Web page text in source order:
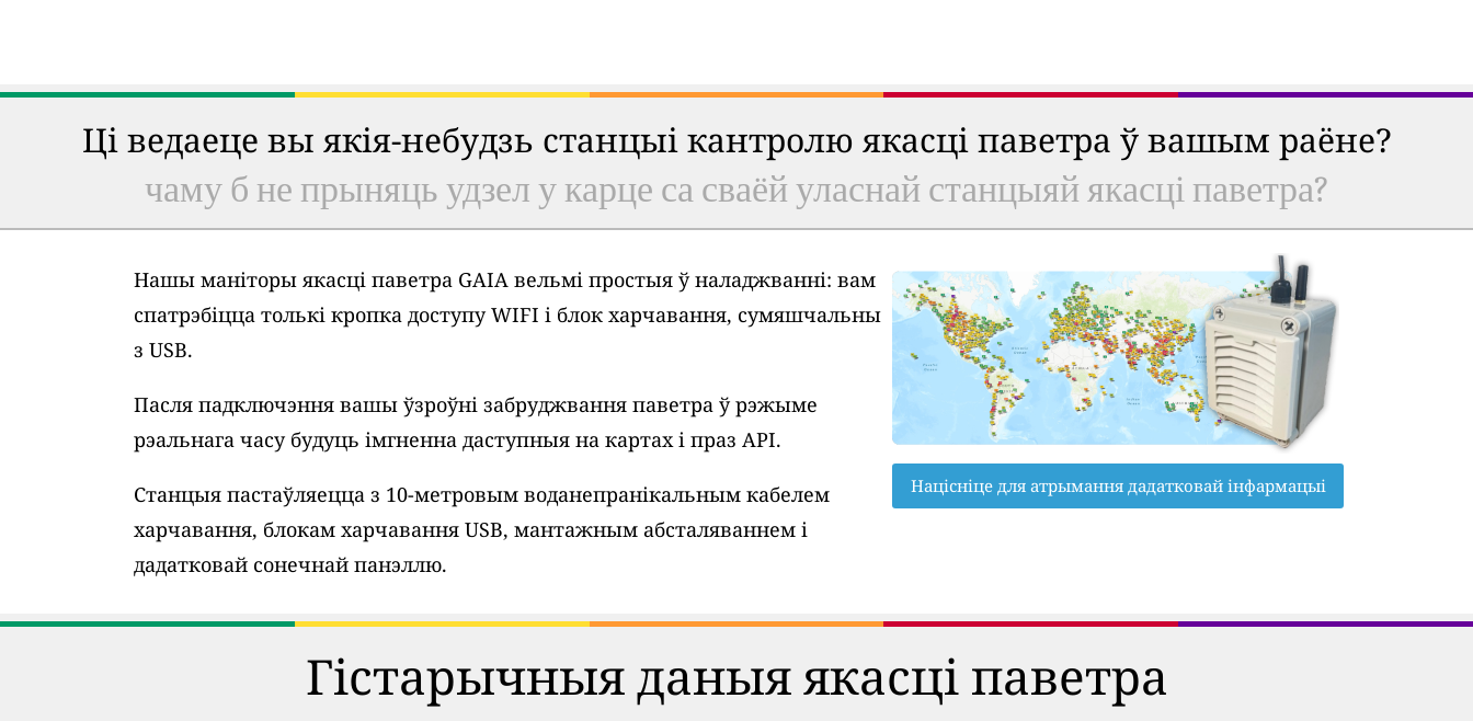
Ці ведаеце вы якія-небудзь станцыі кантролю якасці паветра ў вашым раёне?
чаму б не прыняць удзел у карце са сваёй уласнай станцыяй якасці паветра?
Нашы маніторы якасці паветра GAIA вельмі простыя ў наладжванні: вам
спатрэбіцца толькі кропка доступу WIFI і блок харчавання, сумяшчальны
з USB.
Пасля падключэння вашы ўзроўні забруджвання паветра ў рэжыме
рэальнага часу будуць імгненна даступныя на картах і праз API.
Станцыя пастаўляецца з 10-метровым воданепранікальным кабелем
харчавання, блокам харчавання USB, мантажным абсталяваннем і
дадатковай сонечнай панэллю.
Націсніце для атрымання дадатковай інфармацыі
Гістарычныя даныя якасці паветра